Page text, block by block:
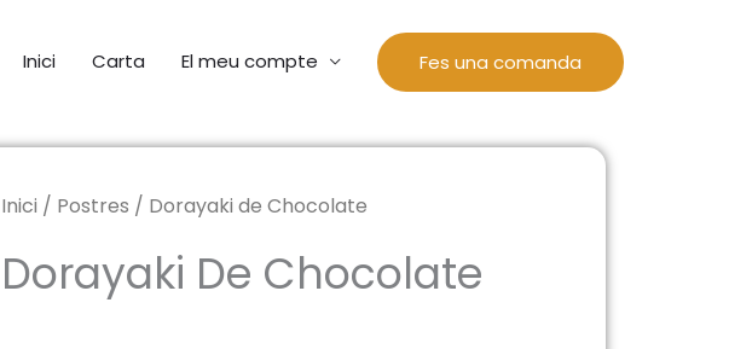
Inici Carta El meu compte Fes una comanda
Inici / Postres / Dorayaki de Chocolate
Dorayaki De Chocolate